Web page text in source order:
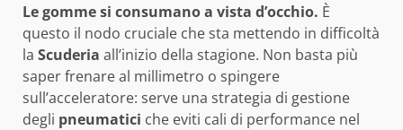
Le gomme si consumano a vista d’occhio. È
questo il nodo cruciale che sta mettendo in difficoltà
la Scuderia all’inizio della stagione. Non basta più
saper frenare al millimetro o spingere
sull’acceleratore: serve una strategia di gestione
degli pneumatici che eviti cali di performance nel